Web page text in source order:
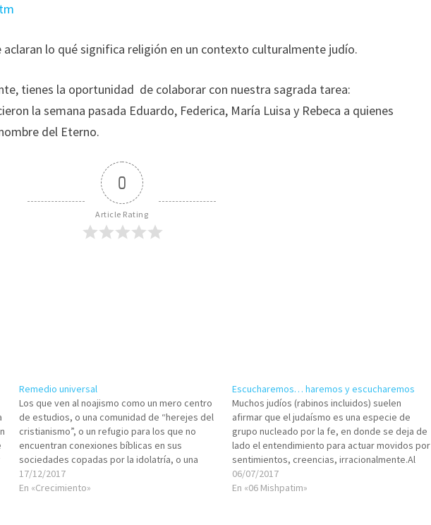
lo qué significa religión en un contexto culturalmente judío.
tienes la oportunidad de colaborar con nuestra sagrada tarea:
la semana pasada Eduardo, Federica, María Luisa y Rebeca a quienes
del Eterno.
0
Article Rating
Remedio universal
Los que ven al noajismo como un mero centro
de estudios, o una comunidad de “herejes del
cristianismo”, o un refugio para los que no
encuentran conexiones bíblicas en sus
sociedades copadas por la idolatría, o una
rama débil del judaísmo, o una filosofía, o una
escala hacia la conversión…
17/12/2017
En «Crecimiento»
Escucharemos… haremos y escucharemos
Muchos judíos (rabinos incluidos) suelen
afirmar que el judaísmo es una especie de
grupo nucleado por la fe, en donde se deja de
lado el entendimiento para actuar movidos por
sentimientos, creencias, irracionalmente.Al
estilo de las religiones, cosa que en modo
alguno el judaísmo lo es.Que quede bien claro,
06/07/2017
En «06 Mishpatim»